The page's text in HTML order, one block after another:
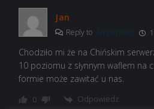
Jan
Reply to Anonimowo
Chodziło mi że na Chińskim
10 poziomu z słynnym waflem na
formie może zawitać u nas.
0 Odpowiedz